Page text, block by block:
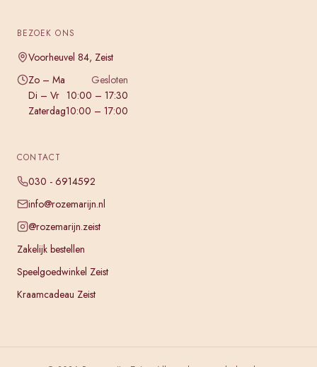
BEZOEK ONS
Voorheuvel 84, Zeist
Zo – Ma
Gesloten
Di – Vr 10:00 – 17:30
Zaterdag10:00 – 17:00
CONTACT
030 - 6914592
info@rozemarijn.nl
@rozemarijn.zeist
Zakelijk bestellen
Speelgoedwinkel Zeist
Kraamcadeau Zeist